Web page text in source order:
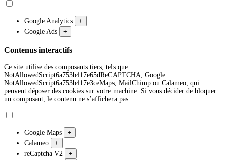
Google Analytics
+
Google Ads
+
Contenus interactifs
Ce site utilise des composants tiers, tels que
NotAllowedScript6a753b417e65dReCAPTCHA, Google
NotAllowedScript6a753b417e3ceMaps, MailChimp ou Calameo, qui
peuvent déposer des cookies sur votre machine. Si vous décider de bloquer
un composant, le contenu ne s’affichera pas
Google Maps
+
Calameo
+
reCaptcha V2
+